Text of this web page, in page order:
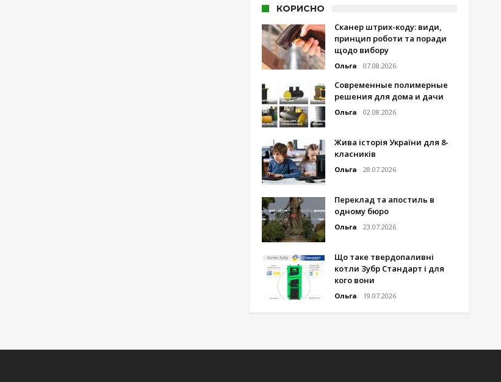
КОРИСНО
Сканер штрих-коду: види,
принцип роботи та поради
щодо вибору
Ольга 07.08.2026
Современные полимерные
решения для дома и дачи
Ольга 02.08.2026
Жива історія України для 8-
класників
Ольга 28.07.2026
Переклад та апостиль в
одному бюро
Ольга 23.07.2026
Що таке твердопаливні
котли Зубр Стандарт і для
кого вони
Ольга 19.07.2026